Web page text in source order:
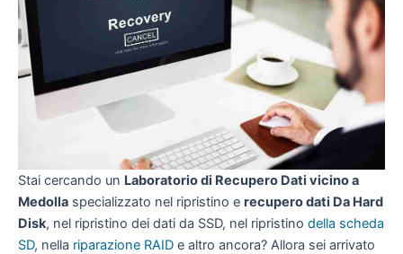
Stai cercando un Laboratorio di Recupero Dati vicino a
Medolla specializzato nel ripristino e recupero dati Da Hard
Disk, nel ripristino dei dati da SSD, nel ripristino della scheda
SD, nella riparazione RAID e altro ancora? Allora sei arrivato